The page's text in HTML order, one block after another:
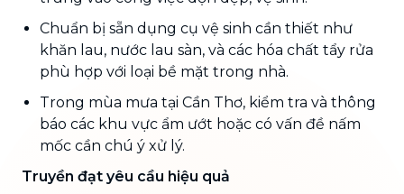
Chuẩn bị sẵn dụng cụ vệ sinh cần thiết như
khăn lau, nước lau sàn, và các hóa chất tẩy rửa
phù hợp với loại bề mặt trong nhà.
Trong mùa mưa tại Cần Thơ, kiểm tra và thông
báo các khu vực ẩm ướt hoặc có vấn đề nấm
mốc cần chú ý xử lý.
Truyền đạt yêu cầu hiệu quả